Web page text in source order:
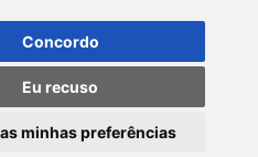
Concordo
Eu recuso
minhas preferências
Chegar
FIEPB
de Uso